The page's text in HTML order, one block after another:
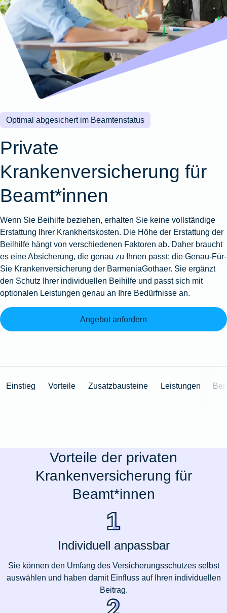
Wohnungsschutzbrief
Zur
Produktübersicht
Gewässerschadenhaftpflicht
Zur
Produktübersicht
Zur
Produktübersicht
Reisehaftpflichtversicherung
Reiserücktrittsversicherung
Zur
Produktübersicht
Produktübersicht
Produktübersicht
Produktübersicht
Montageversicherung
Zur
Produktübersicht
Gruppenunfall für
Betriebe
Gruppenunfall für
Vereine
Produktübersicht
Kunstversicherung
Ausstellungsversicherung
Valorenversicherung
Oldtimersammlungsversicherung
Zur
Optimal abgesichert im Beamtenstatus
Private
Krankenversicherung für
Beamt*innen
Wenn Sie Beihilfe beziehen, erhalten Sie keine vollständige
Erstattung Ihrer Krankheitskosten. Die Höhe der Erstattung der
Beilhilfe hängt von verschiedenen Faktoren ab. Daher braucht
es eine Absicherung, die genau zu Ihnen passt: die Genau-Für-
Sie Krankenversicherung der BarmeniaGothaer. Sie ergänzt
den Schutz Ihrer individuellen Beihilfe und passt sich mit
optionalen Leistungen genau an Ihre Bedürfnisse an.
Angebot anfordern
Einstieg Vorteile Zusatzbausteine Leistungen
Vorteile der privaten
Krankenversicherung für
Beamt*innen
Individuell anpassbar
Sie können den Umfang des Versicherungsschutzes selbst
auswählen und haben damit Einfluss auf Ihren individuellen
Beitrag.